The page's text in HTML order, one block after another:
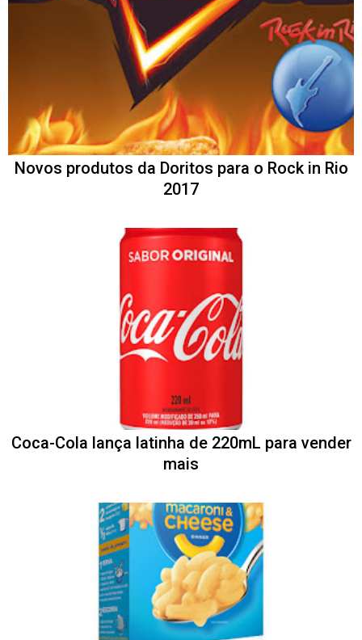
Novos produtos da Doritos para o Rock in Rio
2017
Coca-Cola lança latinha de 220mL para vender
mais